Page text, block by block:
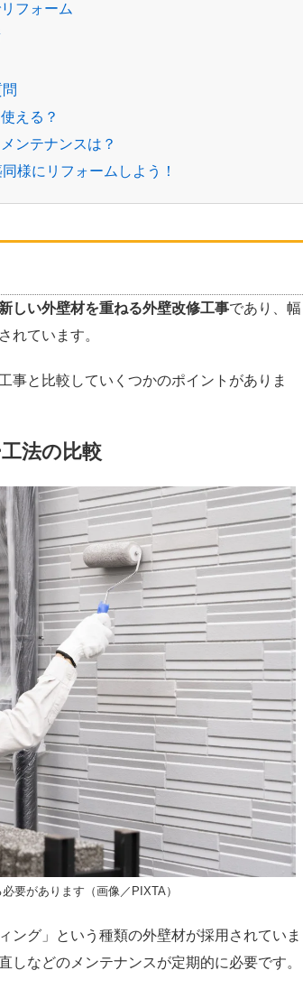
フォーム
える？
ンテナンスは？
様にリフォームしよう！
しい外壁材を重ねる外壁改修工事であり、幅
れています。
事と比較していくつかのポイントがありま
法の比較
要があります（画像／PIXTA）
ング」という種類の外壁材が採用されていま
などのメンテナンスが定期的に必要です。